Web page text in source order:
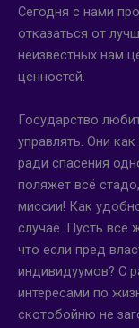
Сегодня с нами
отказаться от
неизвестных нам
ценностей.
Государство
управлять. Они
ради спасения
поляжет всё
миссии! Как
случае. Пусть
что если пред
индивидуумов? С
интересами по
скотобойню не